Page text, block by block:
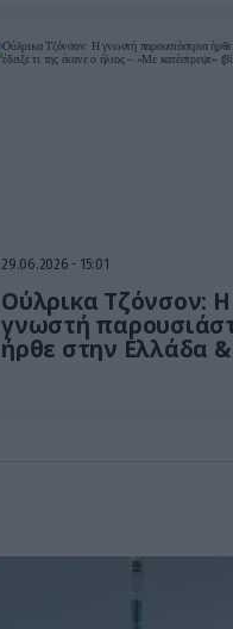
29.06.2026 15:01
Ούλρικα Τζόνσον: Η
γνωστή
ήρθε στην Ελλάδα &